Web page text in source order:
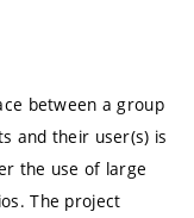
between a group
and their user(s) is
the use of large
The project